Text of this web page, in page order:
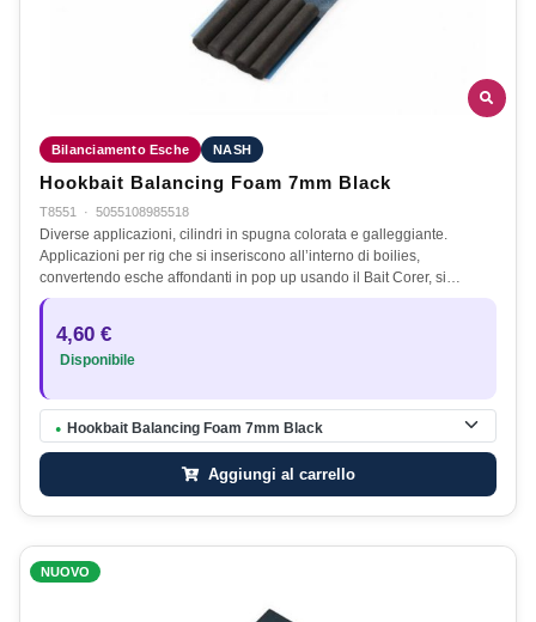
Bilanciamento Esche NASH
Hookbait Balancing Foam 7mm Black
T8551 · 5055108985518
Diverse applicazioni, cilindri in spugna colorata e galleggiante.
Applicazioni per rig che si inseriscono all’interno di boilies,
convertendo esche affondanti in pop up usando il Bait Corer, si…
4,60 €
Disponibile
● Hookbait Balancing Foam 7mm Black
Aggiungi al carrello
NUOVO